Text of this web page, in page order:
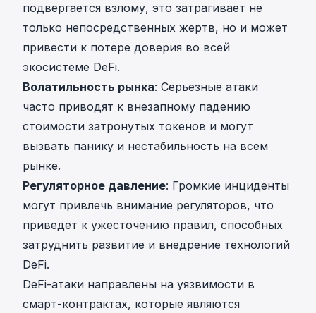
подвергается взлому, это затрагивает не
только непосредственных жертв, но и может
привести к потере доверия во всей
экосистеме DeFi.
Волатильность рынка: Серьезные атаки
часто приводят к внезапному падению
стоимости затронутых токенов и могут
вызвать панику и нестабильность на всем
рынке.
Регуляторное давление: Громкие инциденты
могут привлечь внимание регуляторов, что
приведет к ужесточению правил, способных
затруднить развитие и внедрение технологий
DeFi.
DeFi-атаки направлены на уязвимости в
смарт-контрактах, которые являются